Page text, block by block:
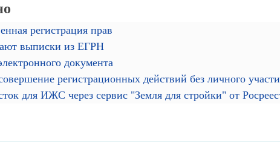
регистрация прав
выписки из ЕГРН
документа
регистрационных действий без личного
для ИЖС через сервис "Земля для стройки" от